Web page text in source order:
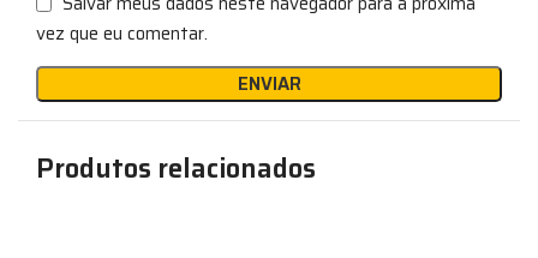
vez que eu comentar.
Produtos relacionados